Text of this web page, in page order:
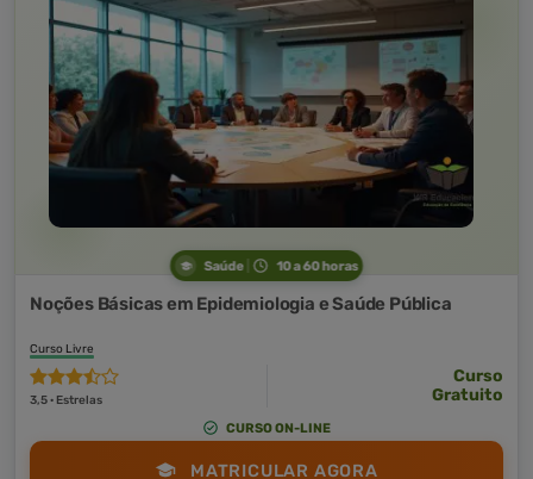
Saúde 10 a 60 horas
Noções Básicas em Epidemiologia e Saúde Pública
Curso Livre
3,5 · Estrelas
Curso
Gratuito
CURSO ON-LINE
MATRICULAR AGORA